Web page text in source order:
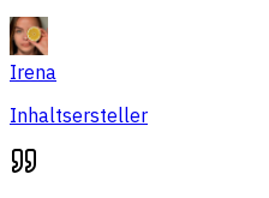
Irena
Inhaltsersteller